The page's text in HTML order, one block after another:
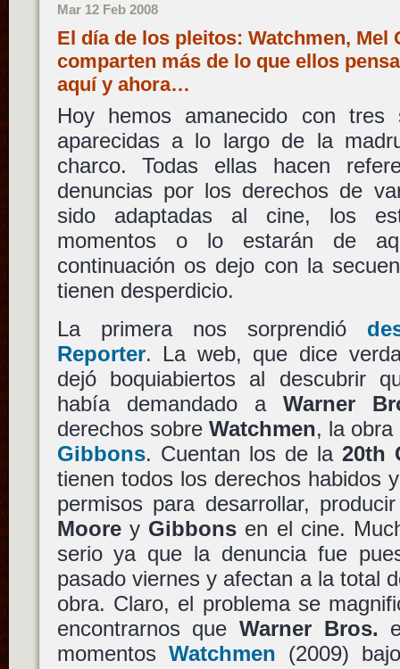
Mar 12 Feb 2008
El día de los pleitos: Watchmen, Mel
comparten más de lo que ellos
aquí y ahora…
Hoy hemos amanecido con tres
aparecidas a lo largo de la
charco. Todas ellas hacen
denuncias por los derechos de
sido adaptadas al cine, los
momentos o lo estarán de
continuación os dejo con la
tienen desperdicio.
La primera nos sorprendió
Reporter. La web, que dice
dejó boquiabiertos al descubrir
había demandado a Warner
derechos sobre Watchmen, la
Gibbons. Cuentan los de la20th
tienen todos los derechos habidos
permisos para desarrollar,
Moorey Gibbons en el cine.
serio ya que la denuncia fue
pasado viernes y afectan a la total
obra. Claro, el problema se
encontrarnos que Warner Bros.
momentos Watchmen (2009)